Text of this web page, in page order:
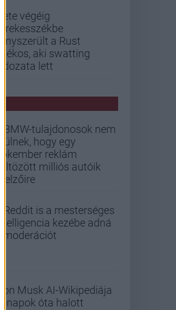
Élete végéig
kerekesszékbe
kényszerült a Rust
játékos, aki swatting
áldozata lett
A BMW-tulajdonosok nem
örülnek, hogy egy
Pókember reklám
költözött milliós autóik
kijelzőire
A Reddit is a mesterséges
intelligencia kezébe adná
a moderációt
Elon Musk AI-Wikipediája
hónapok óta halott